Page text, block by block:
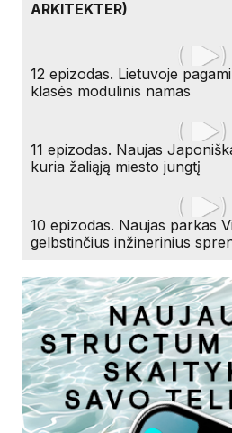
ARKITEKTER)
12 epizodas. Lietuvoje
klasės modulinis namas
11 epizodas. Naujas
kuria žaliąją miesto jungtį
10 epizodas. Naujas parkas
gelbstinčius inžinerinius